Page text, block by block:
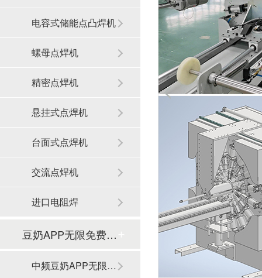
电容式储能点凸焊机
螺母点焊机
精密点焊机
悬挂式点焊机
台面式点焊机
交流点焊机
进口电阻焊
豆奶APP无限免费观看滚焊机
中频豆奶APP无限免费观看